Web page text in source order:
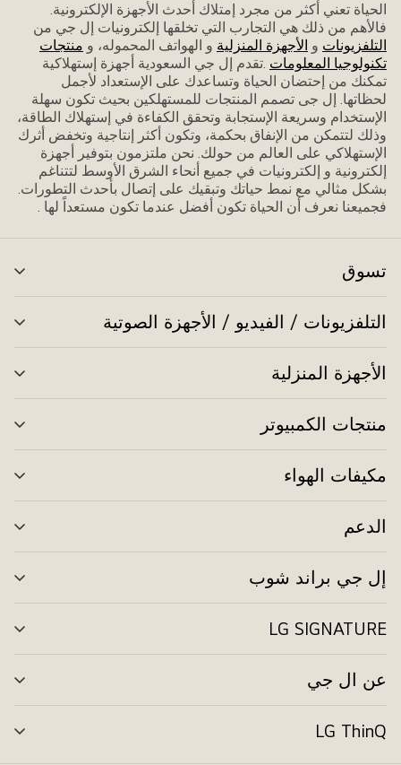
الحياة تعني أكثر من مجرد إمتلاك أحدث الأجهزة الإلكترونية.
فاﻷهم من ذلك هي التجارب التي تخلقها إلكترونيات إل جي من
التلفزيونات و الأجهزة المنزلية و الهواتف المحموله، و منتجات
تكنولوجيا المعلومات .تقدم إل جي السعودية أجهزة إستهلاكية
تمكنك من إحتضان الحياة وتساعدك على الإستعداد ﻷجمل
لحظاتها. إل جى تصمم المنتجات للمستهلكين بحيث تكون سهلة
الإستخدام وسريعة الإستجابة وتحقق الكفاءة في إستهلاك الطاقة،
وذلك لتتمكن من الإنفاق بحكمة، وتكون أكثر إنتاجية وتخفض أثرك
الإستهلاكي على العالم من حولك. نحن ملتزمون بتوفير أجهزة
إلكترونية و إلكترونيات في جميع أنحاء الشرق الأوسط لتتناغم
بشكل مثالي مع نمط حياتك وتبقيك على إتصال بأحدث التطورات.
فجميعنا نعرف أن الحياة تكون أفضل عندما تكون مستعداً لها .
تسوق
التلفزيونات / الفيديو / الأجهزة الصوتية
الأجهزة المنزلية
منتجات الكمبيوتر
مكيفات الهواء
الدعم
إل جي براند شوب
LG SIGNATURE
عن ال جي
LG ThinQ